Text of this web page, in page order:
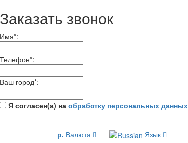
Заказать звонок
Имя*:
Телефон*:
Ваш город*:
Я согласен(а) на обработку персональных данных
р. Валюта Язык